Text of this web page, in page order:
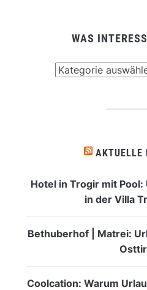
WAS
AKTUELLE
Hotel in Trogir mit
in der Villa
Bethuberhof | Matrei:
Coolcation: Warum